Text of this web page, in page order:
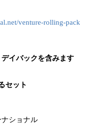
venture-rolling-pack
イバックを含みます
セット
ショナル